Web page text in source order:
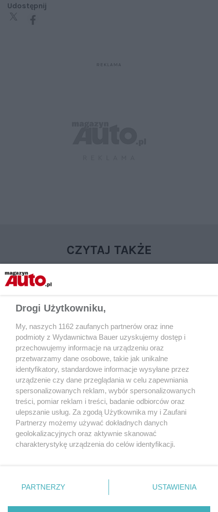
Udostępnij
CZYTAJ TAKŻE
AKTUALNOŚCI
Świat coraz mocniej odwraca się
od ręcznych skrzyń biegów
w autach. Skąd ta zmiana?
PORADY
Co to jest skrzynia
zautomatyzowana i
Drogi Użytkowniku,
My, naszych 1162 zaufanych partnerów oraz inne
podmioty z Wydawnictwa Bauer uzyskujemy dostęp i
przechowujemy informacje na urządzeniu oraz
przetwarzamy dane osobowe, takie jak unikalne
identyfikatory, standardowe informacje wysyłane przez
urządzenie czy dane przeglądania w celu zapewniania
spersonalizowanych reklam, wybór spersonalizowanych
treści, pomiar reklam i treści, badanie odbiorców oraz
ulepszanie usług. Za zgodą Użytkownika my i Zaufani
Partnerzy możemy używać dokładnych danych
geolokalizacyjnych oraz aktywnie skanować
charakterystykę urządzenia do celów identyfikacji.
zmienić/wycofać klikając przycisk ustawień prywatności
znajdujący się w lewym dolnym rogu strony
rodzaje przetwarzania danych nie wymagają zgody
PARTNERZY USTAWIENIA